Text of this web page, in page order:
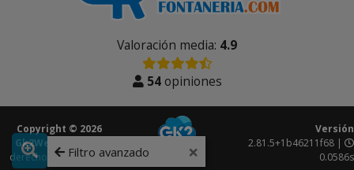
Valoración media: 4.9
54opiniones
Copyright © 2026
Gk2Web
derechos reservados.
Versión
2.81.5+1b46211f68 |
0.0586s
Filtro avanzado ×